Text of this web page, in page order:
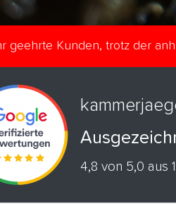
geehrte Kunden, trotz der
4,8 von 5,0 aus